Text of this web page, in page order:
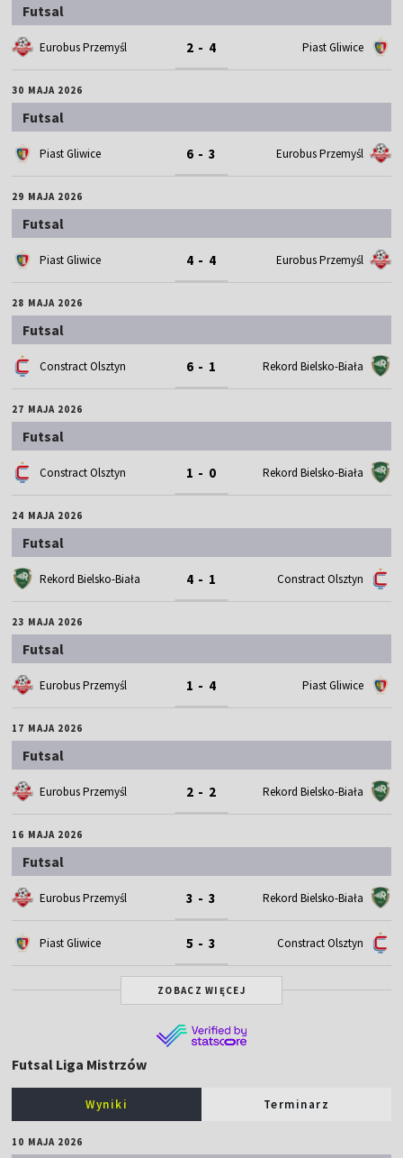
Futsal
Eurobus Przemyśl 2 - 4 Piast Gliwice
30 MAJA 2026
Futsal
Piast Gliwice 6 - 3 Eurobus Przemyśl
29 MAJA 2026
Futsal
Piast Gliwice 4 - 4 Eurobus Przemyśl
28 MAJA 2026
Futsal
Constract Olsztyn 6 - 1 Rekord Bielsko-Biała
27 MAJA 2026
Futsal
Constract Olsztyn 1 - 0 Rekord Bielsko-Biała
24 MAJA 2026
Futsal
Rekord Bielsko-Biała 4 - 1 Constract Olsztyn
23 MAJA 2026
Futsal
Eurobus Przemyśl 1 - 4 Piast Gliwice
17 MAJA 2026
Futsal
Eurobus Przemyśl 2 - 2 Rekord Bielsko-Biała
16 MAJA 2026
Futsal
Eurobus Przemyśl 3 - 3 Rekord Bielsko-Biała
Piast Gliwice 5 - 3 Constract Olsztyn
ZOBACZ WIĘCEJ
Futsal Liga Mistrzów
Wyniki Terminarz
10 MAJA 2026